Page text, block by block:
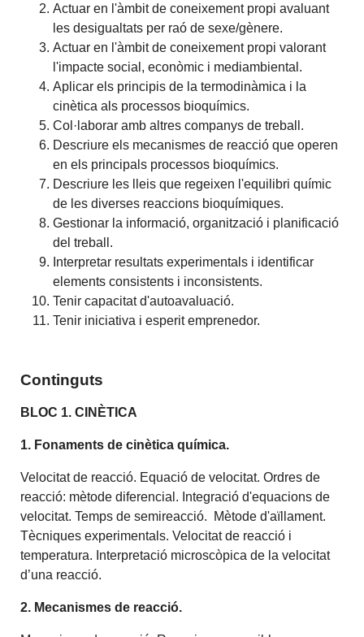
Actuar en l'àmbit de coneixement propi avaluant
les desigualtats per raó de sexe/gènere.
Actuar en l'àmbit de coneixement propi valorant
l'impacte social, econòmic i mediambiental.
Aplicar els principis de la termodinàmica i la
cinètica als processos bioquímics.
Col·laborar amb altres companys de treball.
Descriure els mecanismes de reacció que operen
en els principals processos bioquímics.
Descriure les lleis que regeixen l'equilibri químic
de les diverses reaccions bioquímiques.
Gestionar la informació, organització i planificació
del treball.
Interpretar resultats experimentals i identificar
elements consistents i inconsistents.
Tenir capacitat d'autoavaluació.
Tenir iniciativa i esperit emprenedor.
Continguts
BLOC 1. CINÈTICA
1. Fonaments de cinètica química.
Velocitat de reacció. Equació de velocitat. Ordres de
reacció: mètode diferencial. Integració d'equacions de
velocitat. Temps de semireacció. Mètode d'aïllament.
Tècniques experimentals. Velocitat de reacció i
temperatura. Interpretació microscòpica de la velocitat
d’una reacció.
2. Mecanismes de reacció.